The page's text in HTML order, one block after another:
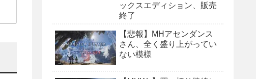
ックスエディション、販売
終了
【悲報】MHアセンダンス
さん、全く盛り上がってい
ない模様